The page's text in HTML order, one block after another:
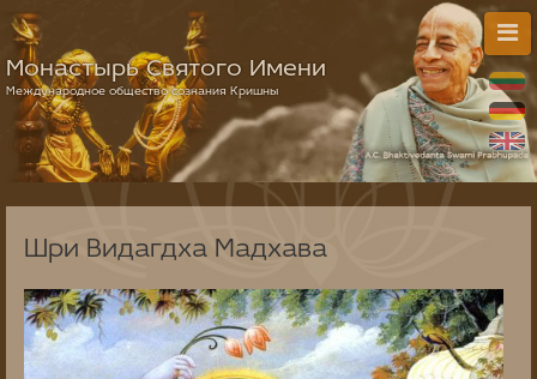
Монастырь Святого Имени
Международное общество сознания Кришны
Шри Видагдха Мадхава